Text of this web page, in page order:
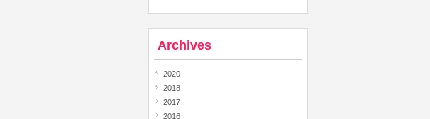
Archives
2020
2018
2017
2016